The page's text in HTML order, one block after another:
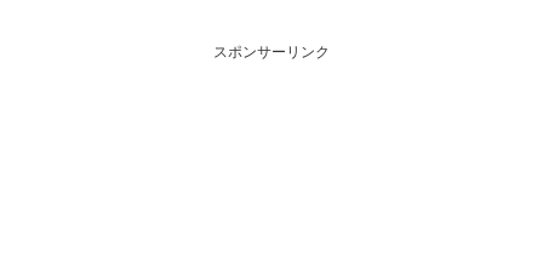
スポンサーリンク